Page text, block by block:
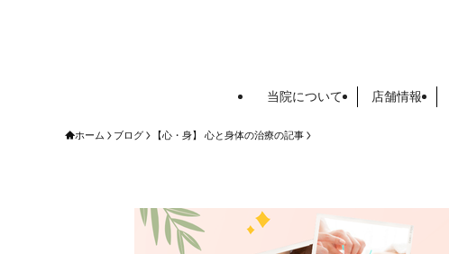
当院について 店舗情報
ホーム ブログ 【心・身】 心と身体の治療の記事